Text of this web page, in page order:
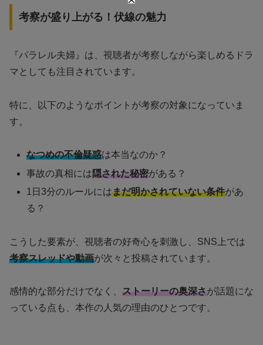
考察が盛り上がる！伏線の魅力
『パラレル夫婦』は、視聴者が考察しながら楽しめるドラ
マとしても注目されています。
特に、以下のようなポイントが考察の対象になっていま
す。
なつめの不倫疑惑は本当なのか？
事故の真相には隠された秘密がある？
1日3分のルールにはまだ明かされていない条件があ
る？
こうした要素が、視聴者の好奇心を刺激し、SNS上では
考察スレッドや動画が次々と投稿されています。
感情的な部分だけでなく、 ストーリーの奥深さが話題にな
っている点も、本作の人気の理由のひとつです。